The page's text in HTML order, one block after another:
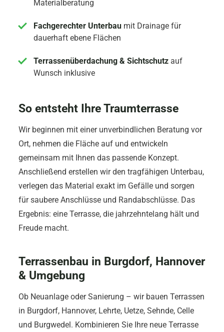
Materialberatung
Fachgerechter Unterbau mit Drainage für
dauerhaft ebene Flächen
Terrassenüberdachung & Sichtschutz auf
Wunsch inklusive
So entsteht Ihre Traumterrasse
Wir beginnen mit einer unverbindlichen Beratung vor
Ort, nehmen die Fläche auf und entwickeln
gemeinsam mit Ihnen das passende Konzept.
Anschließend erstellen wir den tragfähigen Unterbau,
verlegen das Material exakt im Gefälle und sorgen
für saubere Anschlüsse und Randabschlüsse. Das
Ergebnis: eine Terrasse, die jahrzehntelang hält und
Freude macht.
Terrassenbau in Burgdorf, Hannover
& Umgebung
Ob Neuanlage oder Sanierung – wir bauen Terrassen
in Burgdorf, Hannover, Lehrte, Uetze, Sehnde, Celle
und Burgwedel. Kombinieren Sie Ihre neue Terrasse